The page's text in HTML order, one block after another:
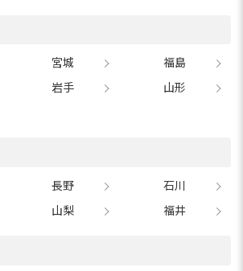
宮城
福島
岩手
山形
長野
石川
山梨 福井